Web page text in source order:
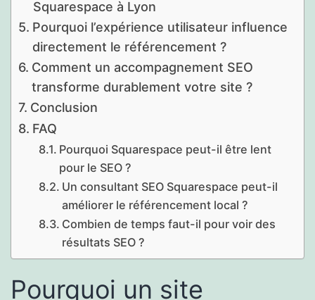
Squarespace à Lyon
Pourquoi l’expérience utilisateur influence
directement le référencement ?
Comment un accompagnement SEO
transforme durablement votre site ?
Conclusion
FAQ
Pourquoi Squarespace peut-il être lent
pour le SEO ?
Un consultant SEO Squarespace peut-il
améliorer le référencement local ?
Combien de temps faut-il pour voir des
résultats SEO ?
Pourquoi un site